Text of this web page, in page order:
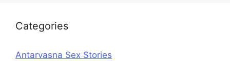
Categories
Antarvasna Sex Stories